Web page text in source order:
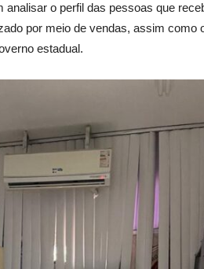
o perfil das pessoas que
por meio de vendas, assim como
estadual.